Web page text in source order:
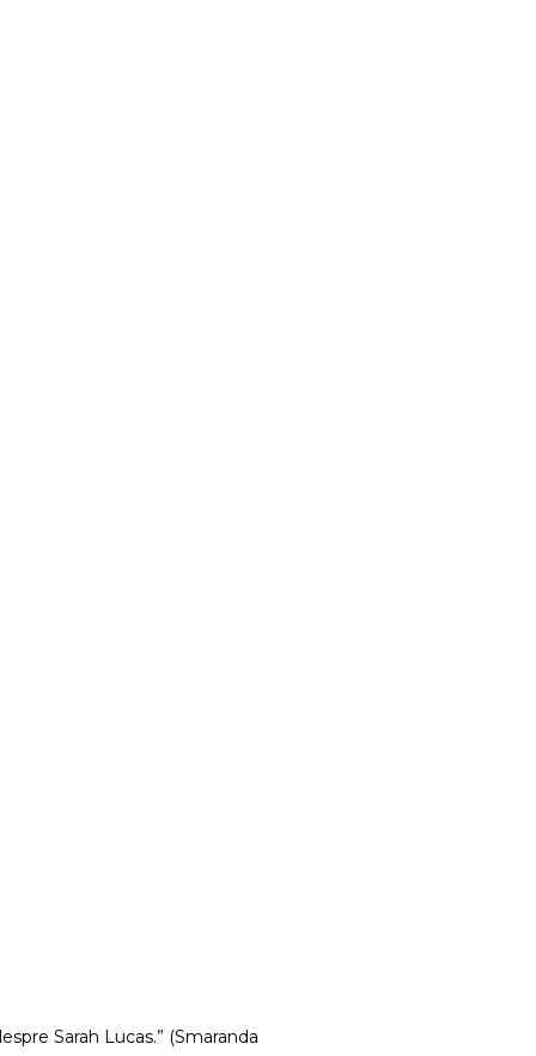
Sarah Lucas.” (Smaranda